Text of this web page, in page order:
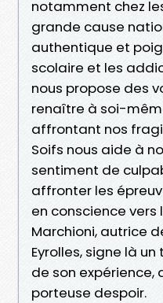
notamment chez
grande cause
authentique et
scolaire et les
nous propose des
renaître à soi-
affrontant nos
Soifs nous aide à
sentiment de
affronter les
en conscience vers
Marchioni, autrice
Eyrolles, signe là
de son expérience,
porteuse despoir.